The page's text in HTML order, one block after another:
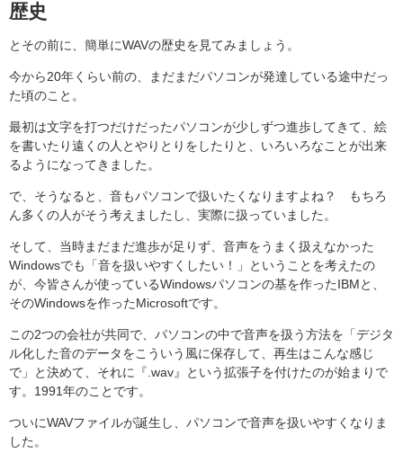
歴史
とその前に、簡単にWAVの歴史を見てみましょう。
今から20年くらい前の、まだまだパソコンが発達している途中だっ
た頃のこと。
最初は文字を打つだけだったパソコンが少しずつ進歩してきて、絵
を書いたり遠くの人とやりとりをしたりと、いろいろなことが出来
るようになってきました。
で、そうなると、音もパソコンで扱いたくなりますよね？ もちろ
ん多くの人がそう考えましたし、実際に扱っていました。
そして、当時まだまだ進歩が足りず、音声をうまく扱えなかった
Windowsでも「音を扱いやすくしたい！」ということを考えたの
が、今皆さんが使っているWindowsパソコンの基を作ったIBMと、
そのWindowsを作ったMicrosoftです。
この2つの会社が共同で、パソコンの中で音声を扱う方法を「デジタ
ル化した音のデータをこういう風に保存して、再生はこんな感じ
で」と決めて、それに『.wav』という拡張子を付けたのが始まりで
す。1991年のことです。
ついにWAVファイルが誕生し、パソコンで音声を扱いやすくなりま
した。